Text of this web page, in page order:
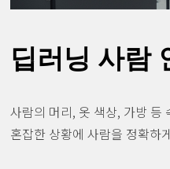
딥러닝 사람
사람의 머리, 옷 색상, 가방 등
혼잡한 상황에 사람을 정확하